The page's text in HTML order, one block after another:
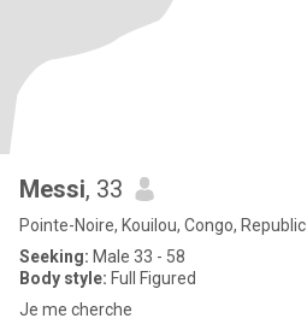
Messi, 33
Pointe-Noire, Kouilou, Congo, Republic
Seeking: Male 33 - 58
Body style: Full Figured
Je me cherche